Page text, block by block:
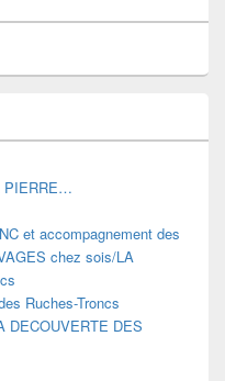
PIERRE…
et accompagnement des
chez sois/LA
Ruches-Troncs
DECOUVERTE DES